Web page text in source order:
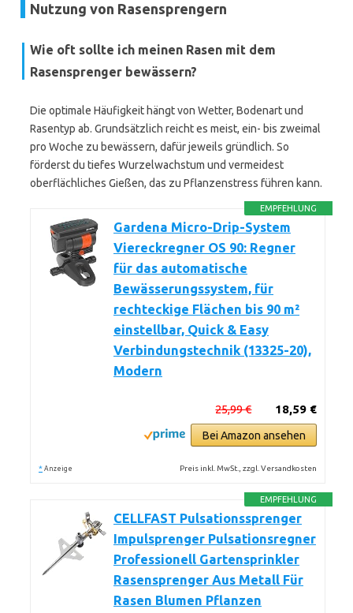
Nutzung von Rasensprengern
Wie oft sollte ich meinen Rasen mit dem
Rasensprenger bewässern?
Die optimale Häufigkeit hängt von Wetter, Bodenart und
Rasentyp ab. Grundsätzlich reicht es meist, ein- bis zweimal
pro Woche zu bewässern, dafür jeweils gründlich. So
förderst du tiefes Wurzelwachstum und vermeidest
oberflächliches Gießen, das zu Pflanzenstress führen kann.
EMPFEHLUNG
Gardena Micro-Drip-System
Viereckregner OS 90: Regner
für das automatische
Bewässerungssystem, für
rechteckige Flächen bis 90 m²
einstellbar, Quick & Easy
Verbindungstechnik (13325-20),
Modern
18,59 €
25,99 €
Bei Amazon ansehen
* Anzeige Preis inkl. MwSt., zzgl. Versandkosten
EMPFEHLUNG
CELLFAST Pulsationssprenger
Impulsprenger Pulsationsregner
Professionell Gartensprinkler
Rasensprenger Aus Metall Für
Rasen Blumen Pflanzen